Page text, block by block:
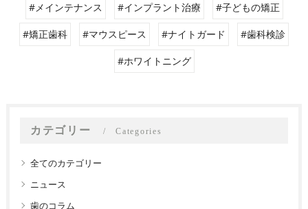
#メインテナンス #インプラント治療 #子どもの矯正
#矯正歯科 #マウスピース #ナイトガード #歯科検診
#ホワイトニング
カテゴリー Categories
全てのカテゴリー
ニュース
歯のコラム